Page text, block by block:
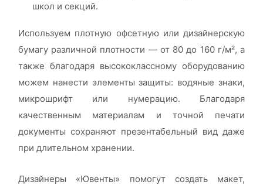
школ и секций.
Используем плотную офсетную или дизайнерскую
бумагу различной плотности — от 80 до 160 г/м², а
также благодаря высококлассному оборудованию
можем нанести элементы защиты: водяные знаки,
микрошрифт или нумерацию. Благодаря
качественным материалам и точной печати
документы сохраняют презентабельный вид даже
при длительном хранении.
Дизайнеры «Ювенты» помогут создать макет,